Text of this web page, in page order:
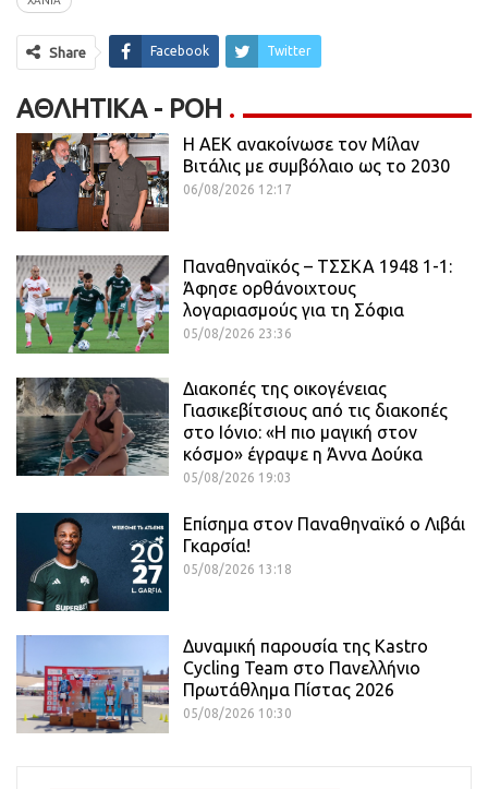
Share Facebook Twitter
ΑΘΛΗΤΙΚΆ - ΡΟΗ
H ΑΕΚ ανακοίνωσε τον Μίλαν
Βιτάλις με συμβόλαιο ως το 2030
06/08/2026 12:17
Παναθηναϊκός – ΤΣΣΚΑ 1948 1-1:
Άφησε ορθάνοιχτους
λογαριασμούς για τη Σόφια
05/08/2026 23:36
Διακοπές της οικογένειας
Γιασικεβίτσιους από τις διακοπές
στο Ιόνιο: «Η πιο μαγική στον
κόσμο» έγραψε η Άννα Δούκα
05/08/2026 19:03
Επίσημα στον Παναθηναϊκό ο Λιβάι
Γκαρσία!
05/08/2026 13:18
Δυναμική παρουσία της Kastro
Cycling Team στο Πανελλήνιο
Πρωτάθλημα Πίστας 2026
05/08/2026 10:30